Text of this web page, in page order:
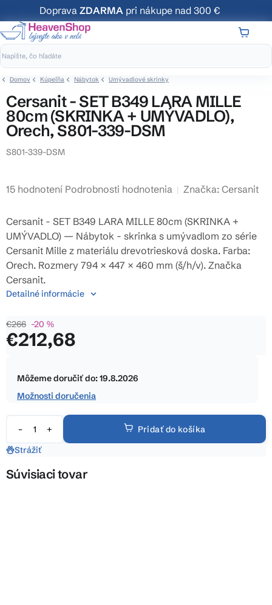
na
obsah
Doprava ZDARMA pri nákupe nad 300 €
Domov Kúpeľňa Nábytok Umývadlové skrinky
Cersanit - SET B349 LARA MILLE
80cm (SKRINKA + UMÝVADLO),
Orech, S801-339-DSM
S801-339-DSM
Priemerné
produktu
je
4,2
z
5
hviezdičiek.
15 hodnotení Podrobnosti hodnotenia Značka: Cersanit
€266 –20 %
€212,68
cena:
Môžeme doručiť do:19.8.2026
Možnosti doručenia
Pridať do košíka
Cersanit - SET B349 LARA MILLE 80cm (SKRINKA +
UMÝVADLO) — Nábytok - skrinka s umývadlom zo série
Cersanit Mille z materiálu drevotriesková doska. Farba:
Orech. Rozmery 794 × 447 × 460 mm (š/h/v). Značka
Cersanit.
Detailné informácie
Strážiť
Súvisiaci tovar